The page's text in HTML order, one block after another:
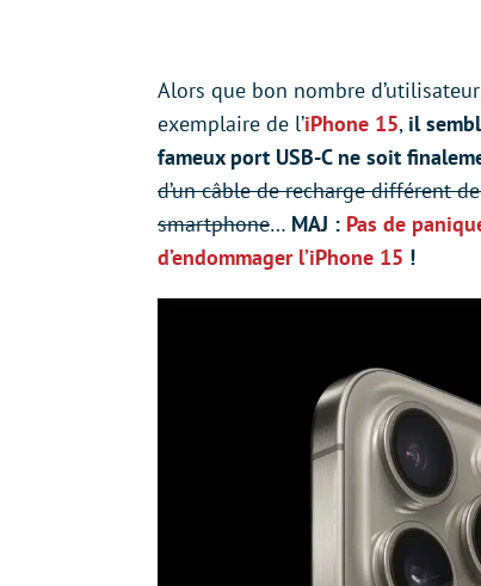
Alors que bon nombre
exemplaire de l’iPhone 15, il
fameux port USB-C ne soit
d’un câble de recharge différent
smartphone… MAJ : Pas de
d’endommager l’iPhone 15 !